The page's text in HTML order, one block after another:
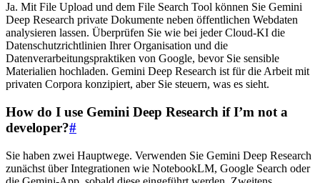
Ja. Mit File Upload und dem File Search Tool können Sie Gemini
Deep Research private Dokumente neben öffentlichen Webdaten
analysieren lassen. Überprüfen Sie wie bei jeder Cloud-KI die
Datenschutzrichtlinien Ihrer Organisation und die
Datenverarbeitungspraktiken von Google, bevor Sie sensible
Materialien hochladen. Gemini Deep Research ist für die Arbeit mit
privaten Corpora konzipiert, aber Sie steuern, was es sieht.
How do I use Gemini Deep Research if I’m not a
developer?#
Sie haben zwei Hauptwege. Verwenden Sie Gemini Deep Research
zunächst über Integrationen wie NotebookLM, Google Search oder